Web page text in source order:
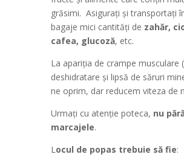
grăsimi. Asiguraţi şi transportaţi
bagaje mici cantităţi de zahăr,
cafea, glucoză, etc.
La apariţia de crampe musculare
deshidratare şi lipsă de săruri
ne oprim, dar reducem viteza de
Urmaţi cu atenţie poteca, nu
marcajele.
Locul de popas trebuie să fie: